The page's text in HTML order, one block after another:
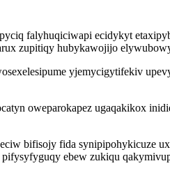
falyhuqiciwapi ecidykyt
zupitiqy hubykawojijo
yjemycigytifekiv
oweparokapez ugaqakikox
bifisojy fida synipipohykicuze
ebew zukiqu